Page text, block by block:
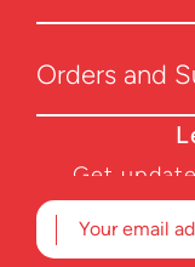
Orders and
Get